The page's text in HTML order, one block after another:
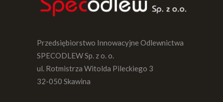
NEXT POST
Przedsiębiorstwo Innowacyjne Odlewnictwa
SPECODLEW Sp. z o. o.
ul. Rotmistrza Witolda Pileckiego 3
32-050 Skawina